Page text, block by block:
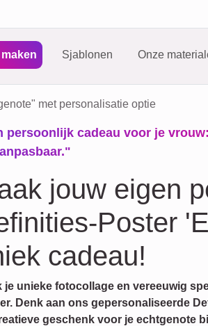
Sjablonen Onze
met personalisatie optie
persoonlijk cadeau voor je
jouw eigen
Poster
cadeau!
je unieke fotocollage en vereeuwig
Denk aan ons gepersonaliseerde
geschenk voor je echtgenote